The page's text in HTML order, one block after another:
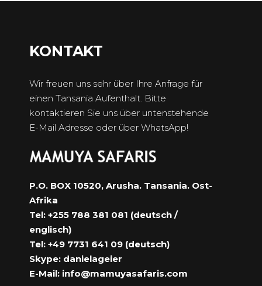
KONTAKT
Wir freuen uns sehr über Ihre Anfrage für
einen Tansania Aufenthalt. Bitte
kontaktieren Sie uns über untenstehende
E-Mail Adresse oder über WhatsApp!
P.O. BOX 10520, Arusha. Tansania. Ost-
Afrika
Tel: +255 788 381 081 (deutsch /
englisch)
Tel: +49 7731 641 09 (deutsch)
Skype: danielageier
E-Mail: info@mamuyasafaris.com